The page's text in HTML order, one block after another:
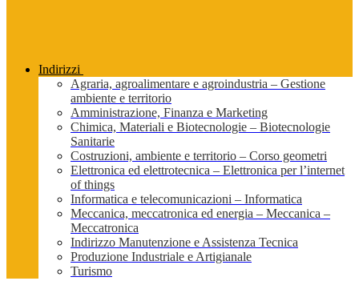
Indirizzi
Agraria, agroalimentare e agroindustria – Gestione
ambiente e territorio
Amministrazione, Finanza e Marketing
Chimica, Materiali e Biotecnologie – Biotecnologie
Sanitarie
Costruzioni, ambiente e territorio – Corso geometri
Elettronica ed elettrotecnica – Elettronica per l’internet
of things
Informatica e telecomunicazioni – Informatica
Meccanica, meccatronica ed energia – Meccanica –
Meccatronica
Indirizzo Manutenzione e Assistenza Tecnica
Produzione Industriale e Artigianale
Turismo